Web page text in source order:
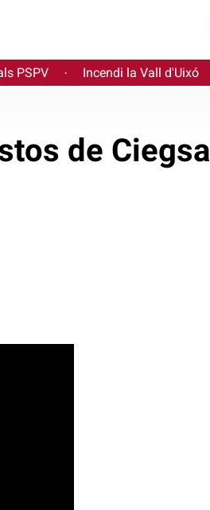
PSPV · Incendi la Vall d'Uixó
de Ciegsa